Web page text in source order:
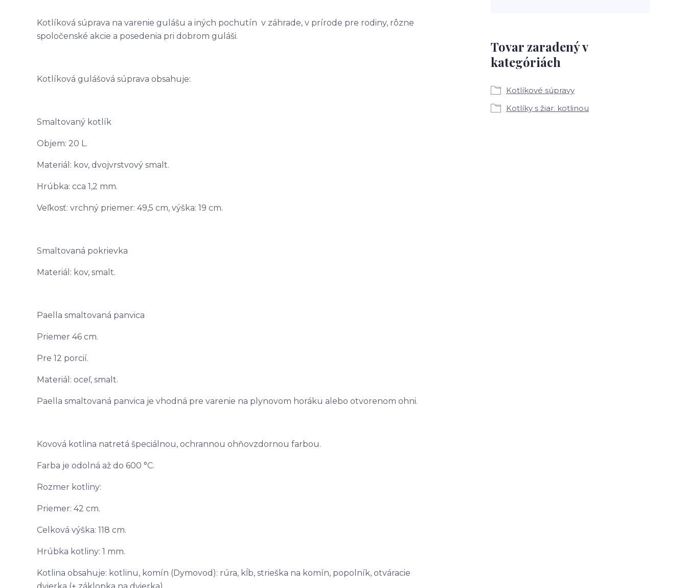
Kotlíková súprava na varenie gulášu a iných pochutín v záhrade, v prírode pre rodiny, rôzne
spoločenské akcie a posedenia pri dobrom guláši.
Kotlíková gulášová súprava obsahuje:
Smaltovaný kotlík
Objem: 20 L.
Materiál: kov, dvojvrstvový smalt.
Hrúbka: cca 1,2 mm.
Veľkosť: vrchný priemer: 49,5 cm, výška: 19 cm.
Smaltovaná pokrievka
Materiál: kov, smalt.
Paella smaltovaná panvica
Priemer 46 cm.
Pre 12 porcií.
Materiál: oceľ, smalt.
Paella smaltovaná panvica je vhodná pre varenie na plynovom horáku alebo otvorenom ohni.
Kovová kotlina natretá špeciálnou, ochrannou ohňovzdornou farbou.
Farba je odolná až do 600 °C.
Rozmer kotliny:
Priemer: 42 cm.
Celková výška: 118 cm.
Hrúbka kotliny: 1 mm.
Kotlina obsahuje: kotlinu, komín (Dymovod): rúra, kĺb, strieška na komín, popolník, otváracie
Tovar zaradený v
kategóriách
Kotlíkové súpravy
Kotlíky s žiar. kotlinou